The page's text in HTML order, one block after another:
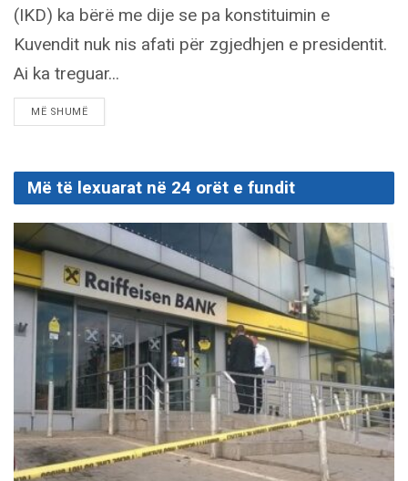
(IKD) ka bërë me dije se pa konstituimin e
Kuvendit nuk nis afati për zgjedhjen e presidentit.
Ai ka treguar...
MË SHUMËDETAILS
Më të lexuarat në 24 orët e fundit